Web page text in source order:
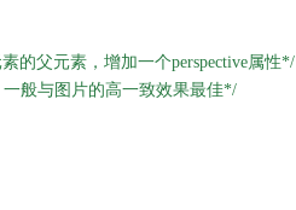
的父元素，增加一个perspective属性*/
般与图片的高一致效果最佳*/